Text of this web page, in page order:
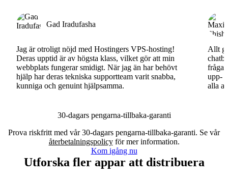
Gad Iradufasha
Jag är otroligt nöjd med Hostingers VPS-hosting!
Deras upptid är av högsta klass, vilket gör att min
webbplats fungerar smidigt. När jag än har behövt
hjälp har deras tekniska supportteam varit snabba,
kunniga och genuint hjälpsamma.
Allt
fråga.
upp-
alla
30-dagars pengarna-tillbaka-garanti
Prova riskfritt med vår 30-dagars pengarna-tillbaka-garanti. Se vår
återbetalningspolicyför mer information.
Kom igång nu
Utforska fler appar att distribuera